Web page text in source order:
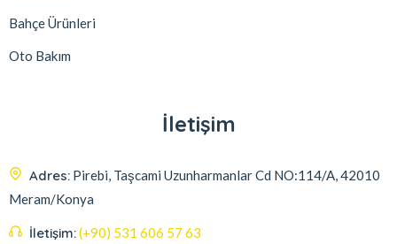
Bahçe Ürünleri
Oto Bakım
İletişim
Adres: Pirebi, Taşcami Uzunharmanlar Cd NO:114/A, 42010
Meram/Konya
İletişim:(+90) 531 606 57 63